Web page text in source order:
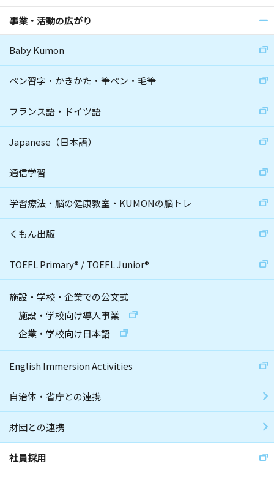
事業・活動の広がり
Baby Kumon
ペン習字・かきかた・筆ペン・毛筆
フランス語・ドイツ語
Japanese（日本語）
通信学習
学習療法・脳の健康教室・KUMONの脳トレ
くもん出版
TOEFL Primary® /TOEFL Junior®
施設・学校・企業での公文式
施設・学校向け導入事業
企業・学校向け日本語
English Immersion Activities
自治体・省庁との連携
財団との連携
社員採用